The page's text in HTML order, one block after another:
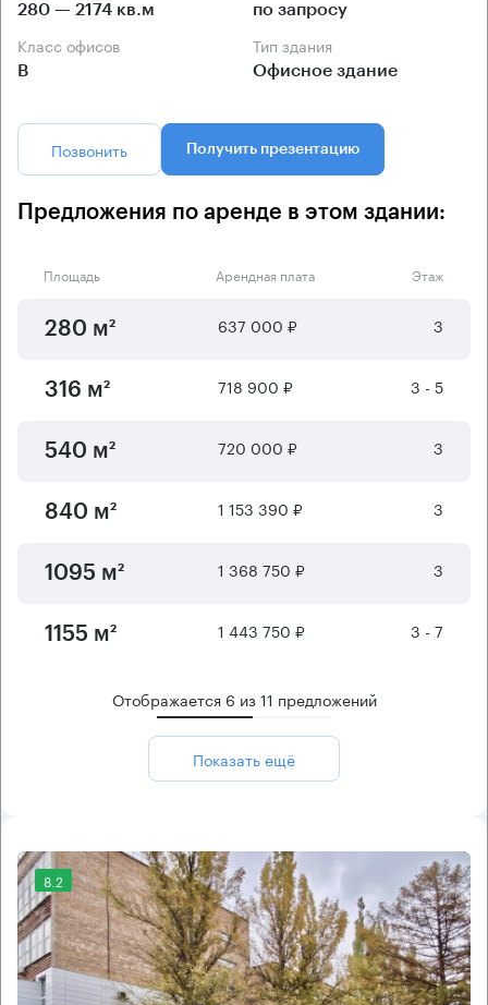
280 — 2174 кв.м по запросу
Класс офисов
B
Тип здания
Офисное здание
Позвонить Получить презентацию
Предложения по аренде в этом здании:
Площадь Арендная плата Этаж
280 м² 637 000 ₽ 3
316 м² 718 900 ₽ 3 - 5
540 м² 720 000 ₽ 3
840 м² 1 153 390 ₽ 3
1095 м² 1 368 750 ₽ 3
1155 м² 1 443 750 ₽ 3 - 7
Отображается 6 из11 предложений
Показать ещё
8.2